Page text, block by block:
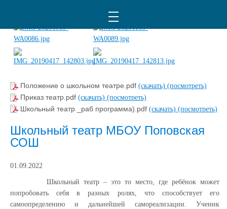
Положение о школьном театре.pdf (скачать) (посмотреть)
Приказ театр.pdf (скачать) (посмотреть)
Школьный театр _раб программа).pdf (скачать) (посмотреть)
Школьный театр МБОУ Поповская
СОШ
01.09.2022
Школьный театр – это то место, где ребёнок может
попробовать себя в разных ролях, что способствует его
самоопределению и дальнейшей самореализации. Ученик